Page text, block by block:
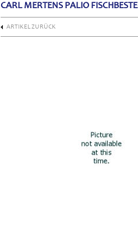
CARL MERTENS PALIO
ARTIKEL ZURÜCK